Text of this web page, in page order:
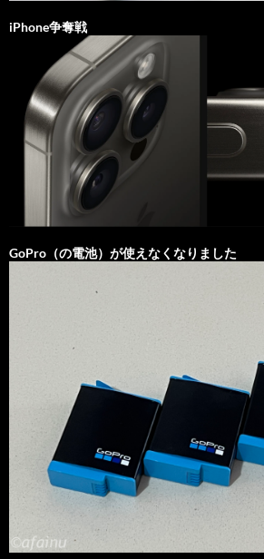
iPhone争奪戦
GoPro（の電池）が使えなくなりました